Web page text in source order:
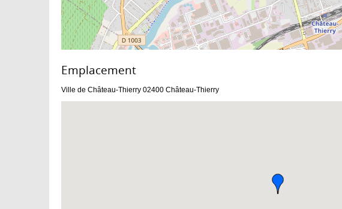
Emplacement :
Ville de Château-Thierry 02400 Château-Thierry